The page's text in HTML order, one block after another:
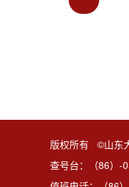
版权所有 ©山东
查号台：（86）-